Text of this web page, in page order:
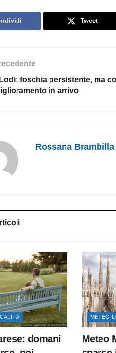
Tweet
foschia persistente, ma
in arrivo
Rossana Brambilla
domani
METEO
Meteo